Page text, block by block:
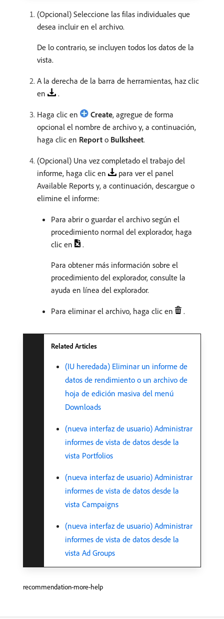
(Opcional) Seleccione las filas individuales que
desea incluir en el archivo.
De lo contrario, se incluyen todos los datos de la
vista.
A la derecha de la barra de herramientas, haz clic
en
.
Haga clic en Create, agregue de forma
opcional el nombre de archivo y, a continuación,
haga clic en Report o Bulksheet.
(Opcional) Una vez completado el trabajo del
informe, haga clic en
para ver el panel
Available Reports y, a continuación, descargue o
elimine el informe:
Para abrir o guardar el archivo según el
procedimiento normal del explorador, haga
clic en
.
Para obtener más información sobre el
procedimiento del explorador, consulte la
ayuda en línea del explorador.
Para eliminar el archivo, haga clic en .
Related Articles
(IU heredada) Eliminar un informe de
datos de rendimiento o un archivo de
hoja de edición masiva del menú
Downloads
(nueva interfaz de usuario) Administrar
informes de vista de datos desde la
vista Portfolios
(nueva interfaz de usuario) Administrar
informes de vista de datos desde la
vista Campaigns
(nueva interfaz de usuario) Administrar
informes de vista de datos desde la
vista Ad Groups
recommendation-more-help